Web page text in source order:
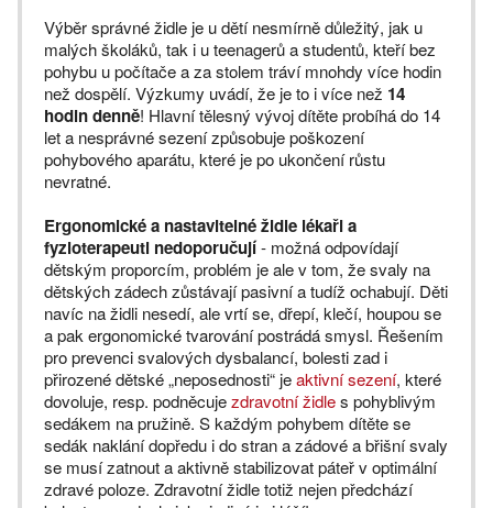
Výběr správné židle je u dětí nesmírně důležitý, jak u
malých školáků, tak i u teenagerů a studentů, kteří bez
pohybu u počítače a za stolem tráví mnohdy více hodin
než dospělí. Výzkumy uvádí, že je to i více než 14
hodin denně! Hlavní tělesný vývoj dítěte probíhá do 14
let a nesprávné sezení způsobuje poškození
pohybového aparátu, které je po ukončení růstu
nevratné.
Ergonomické a nastavitelné židle lékaři a
fyzioterapeuti nedoporučují- možná odpovídají
dětským proporcím, problém je ale v tom, že svaly na
dětských zádech zůstávají pasivní a tudíž ochabují. Děti
navíc na židli nesedí, ale vrtí se, dřepí, klečí, houpou se
a pak ergonomické tvarování postrádá smysl. Řešením
pro prevenci svalových dysbalancí, bolesti zad i
přirozené dětské „neposednosti“ jeaktivní sezení, které
dovoluje, resp. podněcujezdravotní židles pohyblivým
sedákem na pružině. S každým pohybem dítěte se
sedák naklání dopředu i do stran a zádové a břišní svaly
se musí zatnout a aktivně stabilizovat páteř v optimální
zdravé poloze. Zdravotní židle totiž nejen předchází